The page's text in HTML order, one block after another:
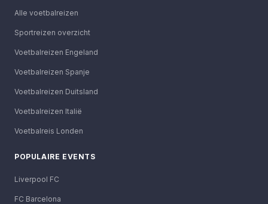
Alle voetbalreizen
Sportreizen overzicht
Voetbalreizen Engeland
Voetbalreizen Spanje
Voetbalreizen Duitsland
Voetbalreizen Italië
Voetbalreis Londen
POPULAIRE EVENTS
Liverpool FC
FC Barcelona